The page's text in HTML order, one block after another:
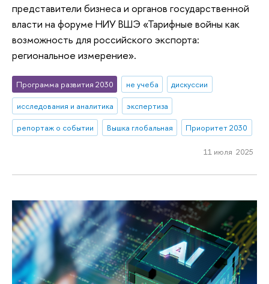
представители бизнеса и органов государственной
власти на форуме НИУ ВШЭ «Тарифные войны как
возможность для российского экспорта:
региональное измерение».
Программа развития 2030 не учеба
дискуссии
исследования и аналитика
экспертиза
репортаж о событии
Вышка глобальная Приоритет 2030
11 июля 2025